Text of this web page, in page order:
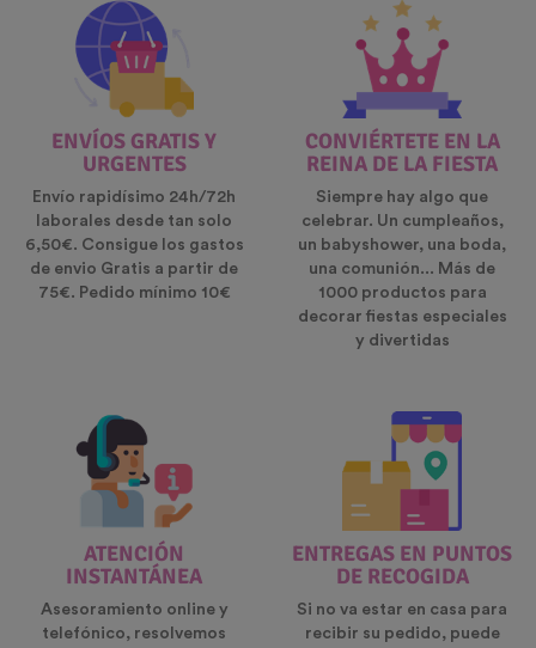
ENVÍOS GRATIS Y
URGENTES
Envío rapidísimo 24h/72h
laborales desde tan solo
6,50€. Consigue los gastos
de envio Gratis a partir de
75€. Pedido mínimo 10€
CONVIÉRTETE EN LA
REINA DE LA FIESTA
Siempre hay algo que
celebrar. Un cumpleaños,
un babyshower, una boda,
una comunión... Más de
1000 productos para
decorar fiestas especiales
y divertidas
ATENCIÓN
INSTANTÁNEA
Asesoramiento online y
telefónico, resolvemos
ENTREGAS EN PUNTOS
DE RECOGIDA
Si no va estar en casa para
recibir su pedido, puede